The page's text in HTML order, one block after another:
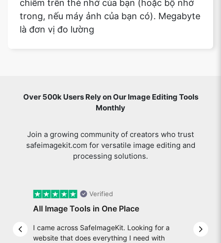
chiếm trên thẻ nhớ của bạn (hoặc bộ nhớ
trong, nếu máy ảnh của bạn có). Megabyte
là đơn vị đo lường
Over 500k Users Rely on Our Image Editing Tools
Monthly
Join a growing community of creators who trust
safeimagekit.com for versatile image editing and
processing solutions.
Previous slide
Verified
All Image Tools in One Place
I came across SafeImageKit. Looking for a
website that does everything I need with
Next